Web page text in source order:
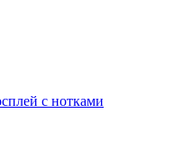
с нотками